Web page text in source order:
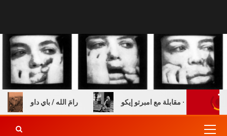
رامَ الله / باي داو والكتب – مقابلة مع امبرتو إيكو